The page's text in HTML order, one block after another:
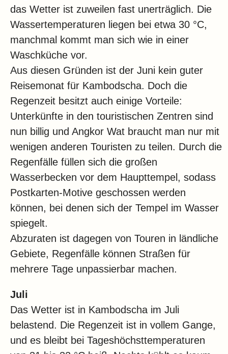
das Wetter ist zuweilen fast unerträglich. Die
Wassertemperaturen liegen bei etwa 30 °C,
manchmal kommt man sich wie in einer
Waschküche vor.
Aus diesen Gründen ist der Juni kein guter
Reisemonat für Kambodscha. Doch die
Regenzeit besitzt auch einige Vorteile:
Unterkünfte in den touristischen Zentren sind
nun billig und Angkor Wat braucht man nur mit
wenigen anderen Touristen zu teilen. Durch die
Regenfälle füllen sich die großen
Wasserbecken vor dem Haupttempel, sodass
Postkarten-Motive geschossen werden
können, bei denen sich der Tempel im Wasser
spiegelt.
Abzuraten ist dagegen von Touren in ländliche
Gebiete, Regenfälle können Straßen für
mehrere Tage unpassierbar machen.
Juli
Das Wetter ist in Kambodscha im Juli
belastend. Die Regenzeit ist in vollem Gange,
und es bleibt bei Tageshöchsttemperaturen